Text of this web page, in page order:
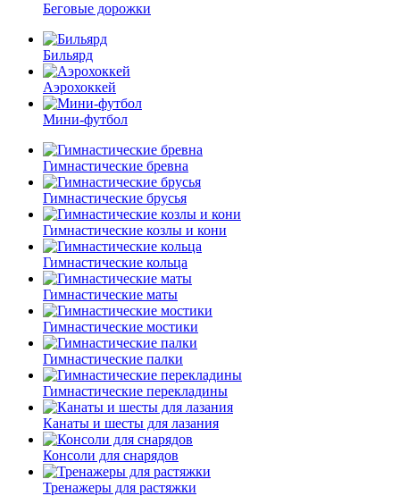
Беговые дорожки
Бильярд
Аэрохоккей
Мини-футбол
Гимнастические бревна
Гимнастические брусья
Гимнастические козлы и кони
Гимнастические кольца
Гимнастические маты
Гимнастические мостики
Гимнастические палки
Гимнастические перекладины
Канаты и шесты для лазания
Консоли для снарядов
Тренажеры для растяжки